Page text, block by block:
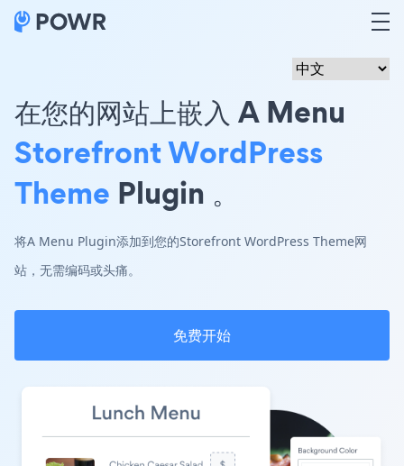
在您的网站上嵌入 A Menu
Storefront WordPress
Theme Plugin 。
将A Menu Plugin添加到您的Storefront WordPress Theme网
站，无需编码或头痛。
免费开始